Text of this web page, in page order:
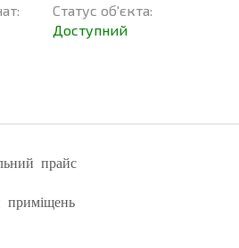
Статус об'єкта:
Доступний
прайс
приміщень